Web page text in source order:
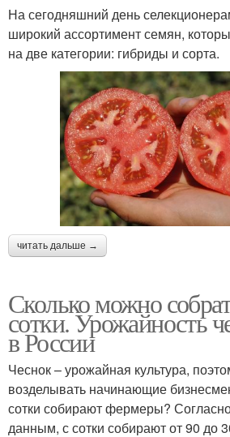
На сегодняшний день
широкий ассортимент семян,
на две категории: гибриды и сорта.
читать дальше →
Сколько можно
сотки. Урожайность
в России
Чеснок – урожайная культура,
возделывать начинающие
сотки собирают фермеры?
данным, с сотки собирают от 90 до